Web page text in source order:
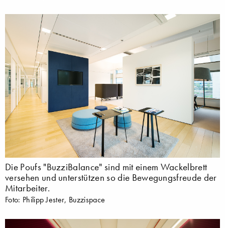
Die Poufs "BuzziBalance" sind mit einem Wackelbrett
versehen und unterstützen so die Bewegungsfreude der
Mitarbeiter.
Foto: Philipp Jester, Buzzispace